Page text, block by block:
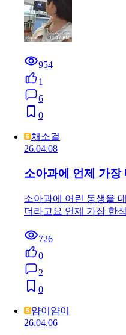
954
1
6
0
채소걸
26.04.08
소아과에 언제 가장
소아과에 어린 동생을
더라고요 언제 가장 한
726
0
2
0
얌이얌이
26.04.06